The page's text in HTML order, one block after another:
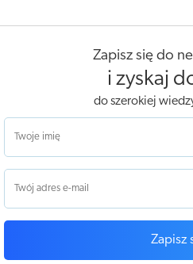
Zapisz się do
i zyskaj
do szerokiej
Zapisz